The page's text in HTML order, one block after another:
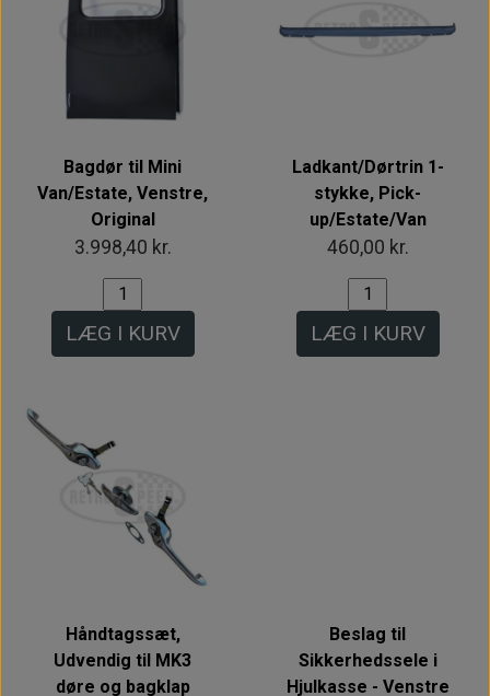
Bagdør til Mini
Van/Estate, Venstre,
Original
3.998,40 kr.
LÆG I KURV
Ladkant/Dørtrin 1-
stykke, Pick-
up/Estate/Van
460,00 kr.
LÆG I KURV
Håndtagssæt,
Udvendig til MK3
døre og bagklap
Beslag til
Sikkerhedssele i
Hjulkasse - Venstre